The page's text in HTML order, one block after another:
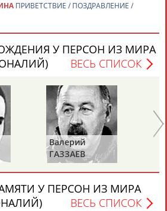
Андрей
АБДУВАЛИЕВ
Герман
АБДУЛАЕВ
ПРИВЕТСТВИЕ / ПОЗДРАВЛЕНИЕ /
У ПЕРСОН ИЗ МИРА
ВЕСЬ СПИСОК
Валерий
ГАЗЗАЕВ
У ПЕРСОН ИЗ МИРА
ВЕСЬ СПИСОК